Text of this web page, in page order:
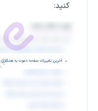
کنید: